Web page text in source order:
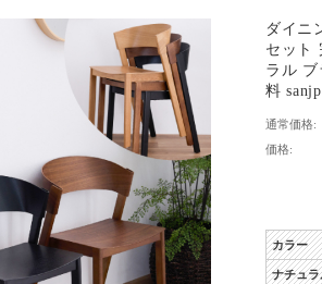
ダイニ
セット
ラル
料
通常価格:
価格:
カラー
ナチュラ